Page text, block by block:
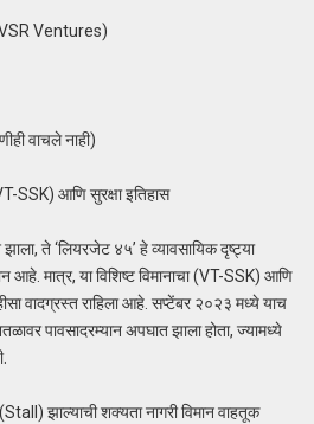
Ventures)
वाचले नाही)
SSK) आणि सुरक्षा इतिहास
ते ‘लियरजेट ४५’ हे व्यावसायिक दृष्ट्या
आहे. मात्र, या विशिष्ट विमानाचा (VT-SSK) आणि
वादग्रस्त राहिला आहे. सप्टेंबर २०२३ मध्ये याच
पावसादरम्यान अपघात झाला होता, ज्यामध्ये
(Stall) झाल्याची शक्यता नागरी विमान वाहतूक